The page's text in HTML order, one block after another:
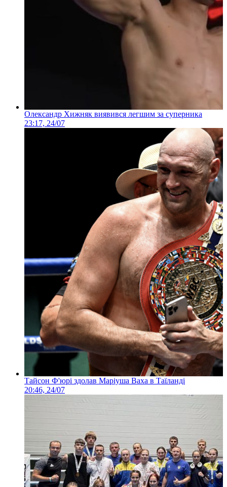
Олександр Хижняк виявився легшим за суперника
23:17, 24/07
Тайсон Ф'юрі здолав Маріуша Ваха в Таїланді
20:46, 24/07